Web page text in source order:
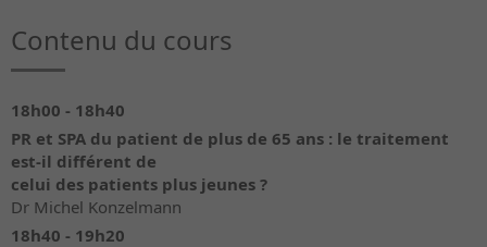
Contenu du cours
18h00 - 18h40
PR et SPA du patient de plus de 65 ans : le traitement
est-il différent de
celui des patients plus jeunes ?
Dr Michel Konzelmann
18h40 - 19h20